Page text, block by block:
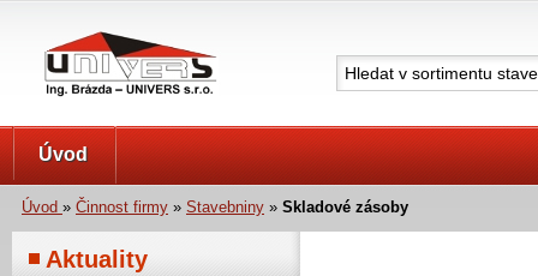
Úvod
Úvod » Činnost firmy » Stavebniny » Skladové zásoby
Aktuality